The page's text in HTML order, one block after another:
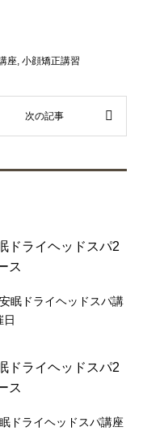
座, 小顔矯正講習
眠ドライヘッドスパ講
日
ドライヘッドスパ講座